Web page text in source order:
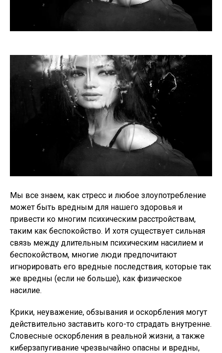
Мы все знаем, как стресс и любое злоупотребление
может быть вредным для нашего здоровья и
привести ко многим психическим расстройствам,
таким как беспокойство. И хотя существует сильная
связь между длительным психическим насилием и
беспокойством, многие люди предпочитают
игнорировать его вредные последствия, которые так
же вредны (если не больше), как физическое
насилие.
Крики, неуважение, обзывания и оскорбления могут
действительно заставить кого-то страдать внутренне.
Словесные оскорбления в реальной жизни, а также
киберзапугивание чрезвычайно опасны и вредны,